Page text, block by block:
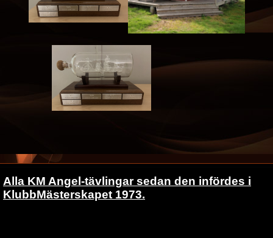
Alla KM Angel-tävlingar sedan den infördes i
KlubbMästerskapet 1973.